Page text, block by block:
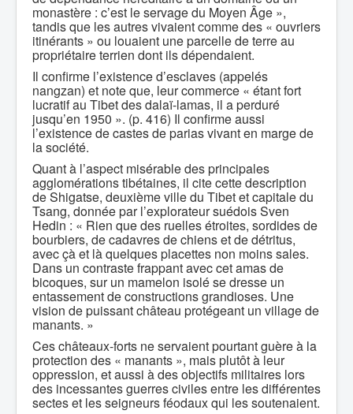
monastère : c’est le servage du Moyen Âge »,
tandis que les autres vivaient comme des « ouvriers
itinérants » ou louaient une parcelle de terre au
propriétaire terrien dont ils dépendaient.
Il confirme l’existence d’esclaves (appelés
nangzan) et note que, leur commerce « étant fort
lucratif au Tibet des dalaï-lamas, il a perduré
jusqu’en 1950 ». (p. 416) Il confirme aussi
l’existence de castes de parias vivant en marge de
la société.
Quant à l’aspect misérable des principales
agglomérations tibétaines, il cite cette description
de Shigatse, deuxième ville du Tibet et capitale du
Tsang, donnée par l’explorateur suédois Sven
Hedin : « Rien que des ruelles étroites, sordides de
bourbiers, de cadavres de chiens et de détritus,
avec çà et là quelques placettes non moins sales.
Dans un contraste frappant avec cet amas de
bicoques, sur un mamelon isolé se dresse un
entassement de constructions grandioses. Une
vision de puissant château protégeant un village de
manants. »
Ces châteaux-forts ne servaient pourtant guère à la
protection des « manants », mais plutôt à leur
oppression, et aussi à des objectifs militaires lors
des incessantes guerres civiles entre les différentes
sectes et les seigneurs féodaux qui les soutenaient.